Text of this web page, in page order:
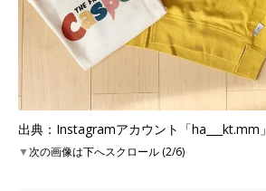
出典：Instagramアカウント「ha___kt.mm」
▼次の画像は下へスクロール (2/6)